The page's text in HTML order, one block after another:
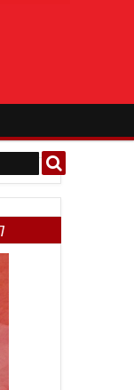
Vélez e Independiente